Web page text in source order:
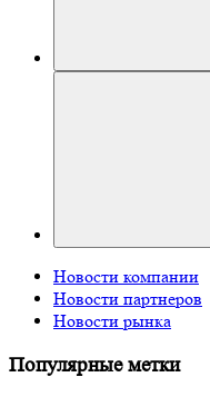
Новости компании
Новости партнеров
Новости рынка
Популярные метки